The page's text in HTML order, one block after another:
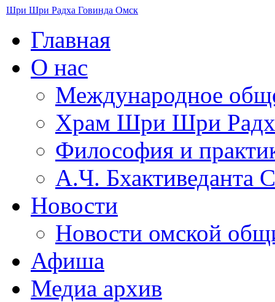
Шри Шри Радха Говинда Омск
Главная
О нас
Международное
​Храм Шри Шри
Философия и
А.Ч. Бхактиведанта
Новости
Новости омской
Афиша
Медиа архив